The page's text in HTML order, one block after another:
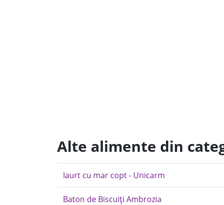
Alte alimente din
Iaurt cu mar copt - Unicarm
Baton de Biscuiți Ambrozia